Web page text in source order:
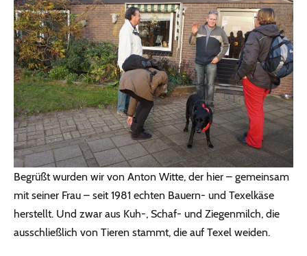
Begrüßt wurden wir von Anton Witte, der hier – gemeinsam
mit seiner Frau – seit 1981 echten Bauern- und Texelkäse
herstellt. Und zwar aus Kuh-, Schaf- und Ziegenmilch, die
ausschließlich von Tieren stammt, die auf Texel weiden.